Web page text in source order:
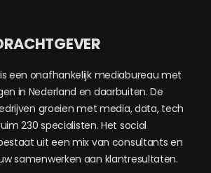
een onafhankelijk mediabureau met
in Nederland en daarbuiten. De
groeien met media, data, tech
230 specialisten. Het social
uit een mix van consultants en
samenwerken aan klantresultaten.